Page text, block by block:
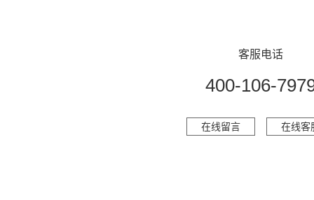
客服电话
400-106-
在线留言 在线客